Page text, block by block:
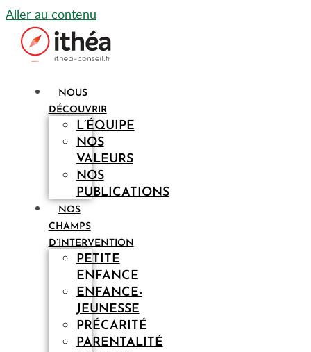
Aller au contenu
NOUS
DÉCOUVRIR
L’ÉQUIPE
NOS
VALEURS
NOS
PUBLICATIONS
NOS
CHAMPS
D’INTERVENTION
PETITE
ENFANCE
ENFANCE-
JEUNESSE
PRÉCARITÉ
PARENTALITÉ